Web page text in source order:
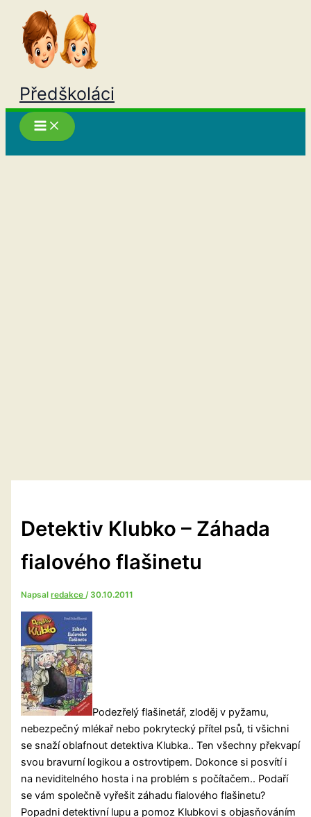
Přeskočit
obsah
Předškoláci
Detektiv Klubko – Záhada
fialového flašinetu
Napsalredakce/ 30.10.2011
Podezřelý flašinetář, zloděj v pyžamu,
nebezpečný mlékař nebo pokrytecký přítel psů, ti všichni
se snaží oblafnout detektiva Klubka.. Ten všechny překvapí
svou bravurní logikou a ostrovtipem. Dokonce si posvítí i
na neviditelného hosta i na problém s počítačem.. Podaří
se vám společně vyřešit záhadu fialového flašinetu?
Popadni detektivní lupu a pomoz Klubkovi s objasňováním